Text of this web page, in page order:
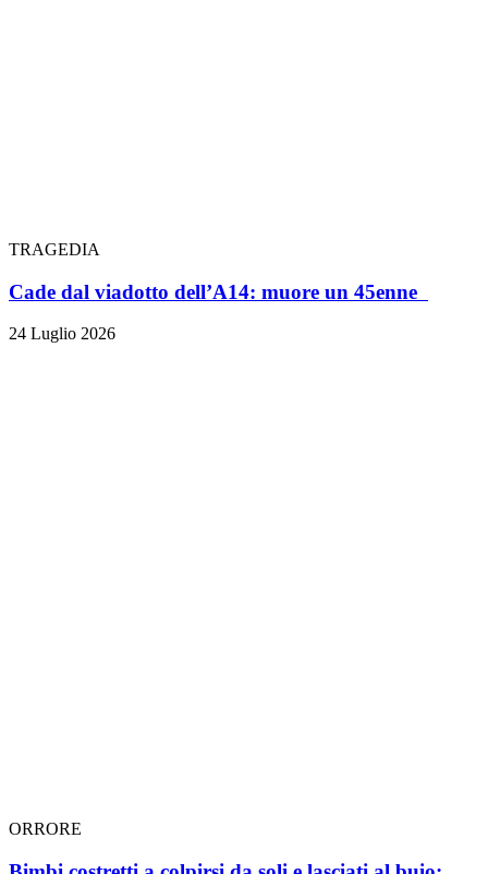
TRAGEDIA
Cade dal viadotto dell’A14: muore un 45enne
24 Luglio 2026
ORRORE